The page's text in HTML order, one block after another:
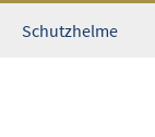
Schutzhelme